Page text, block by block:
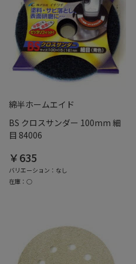
綿半ホームエイド
BS クロスサンダー 100mm 細
目 84006
￥635
バリエーション：なし
在庫：○